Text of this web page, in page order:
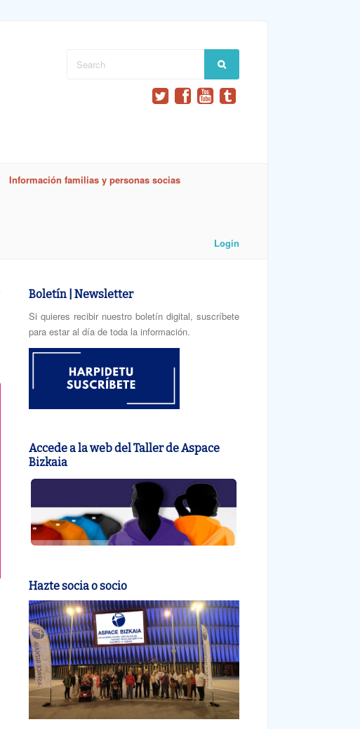
Información familias y personas socias
Login
Boletín | Newsletter
Si quieres recibir nuestro boletín digital, suscríbete
para estar al día de toda la información.
Accede a la web del Taller de Aspace
Bizkaia
Hazte socia o socio